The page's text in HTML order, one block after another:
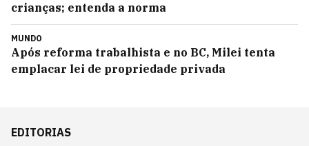
crianças; entenda a norma
MUNDO
Após reforma trabalhista e no BC, Milei tenta
emplacar lei de propriedade privada
EDITORIAS